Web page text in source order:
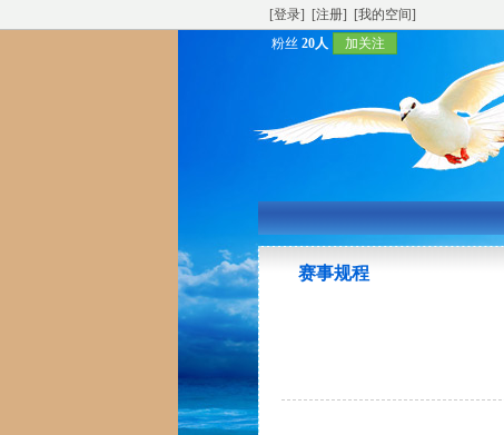
[登录] [注册] [我的空间]
粉丝 20人 加关注
赛事规程